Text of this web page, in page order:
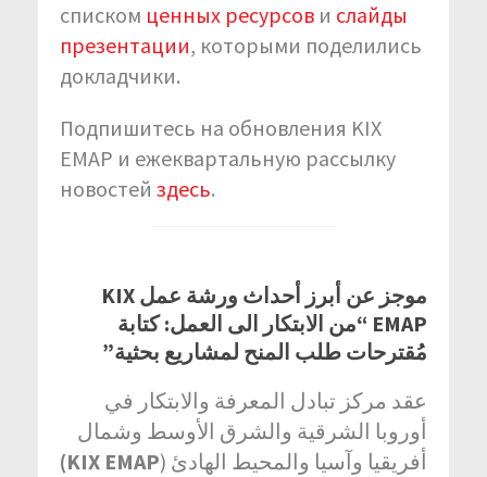
списком ценных ресурсов и слайды
презентации, которыми поделились
докладчики.
Подпишитесь на обновления KIX
EMAP и ежеквартальную рассылку
новостей здесь.
موجز عن أبرز أحداث ورشة عمل KIX
EMAP “من الابتكار الى العمل: كتابة
مُقترحات طلب المنح لمشاريع بحثية”
عقد مركز تبادل المعرفة والابتكار في
أوروبا الشرقية والشرق الأوسط وشمال
أفريقيا وآسيا والمحيط الهادئ (KIX EMAP)